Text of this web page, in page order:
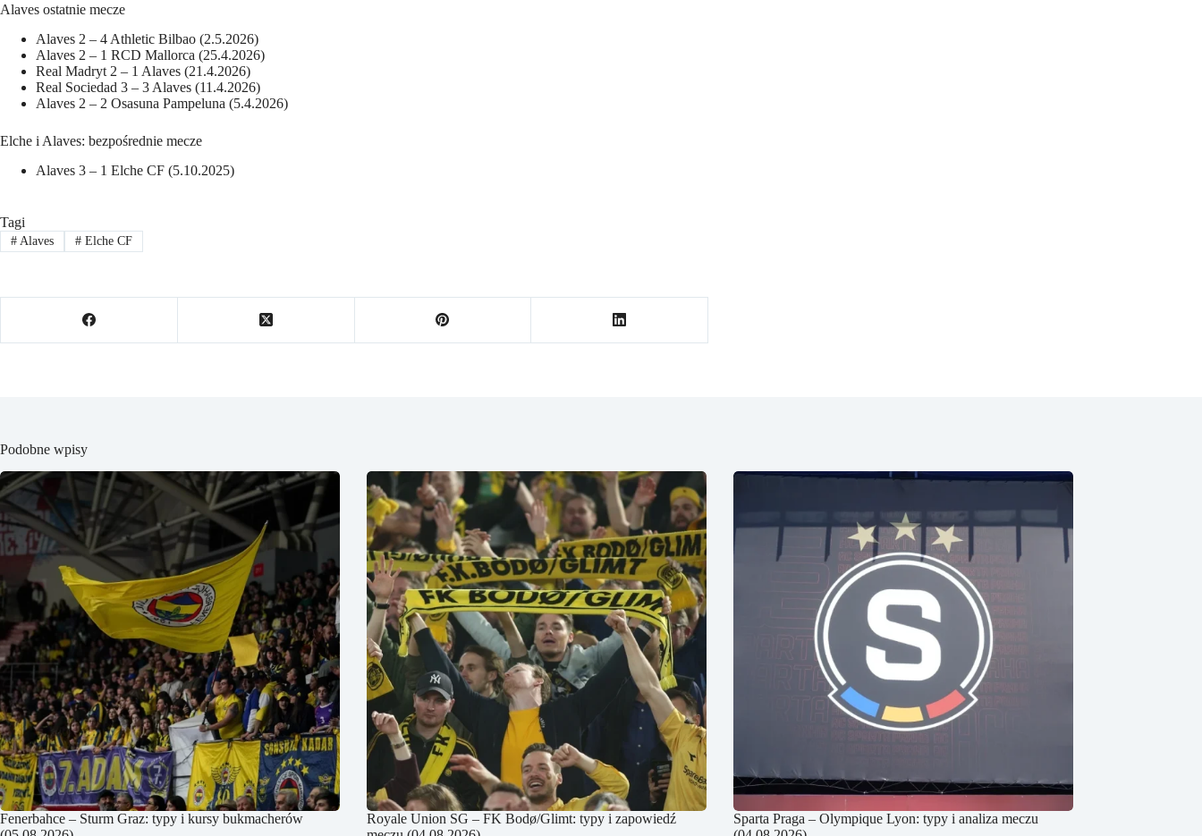
Alaves ostatnie mecze
Alaves 2 – 4 Athletic Bilbao (2.5.2026)
Alaves 2 – 1 RCD Mallorca (25.4.2026)
Real Madryt 2 – 1 Alaves (21.4.2026)
Real Sociedad 3 – 3 Alaves (11.4.2026)
Alaves 2 – 2 Osasuna Pampeluna (5.4.2026)
Elche i Alaves: bezpośrednie mecze
Alaves 3 – 1 Elche CF (5.10.2025)
Tagi
#Alaves #Elche CF
Podobne wpisy
Fenerbahce – Sturm Graz: typy i kursy bukmacherów
Royale Union SG – FK Bodø/Glimt: typy i zapowiedź
Sparta Praga – Olympique Lyon: typy i analiza meczu